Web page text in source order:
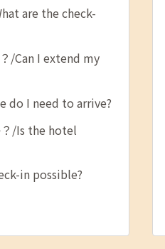
are the check-
/Can I extend my
do I need to arrive?
？/Is the hotel
in possible?